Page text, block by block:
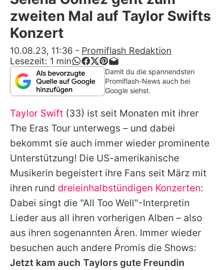
Alle Themen auf Promiflash
App runterladen
Team
Redaktionelle Richtlinien
Impressum
Datenschutzerklärung
Nutzungsbedingungen
Utiq verwalten
zweiten Mal auf Taylor Swifts
Konzert
10.08.23, 11:36 - Promiflash Redaktion
Lesezeit: 1 min
Damit du die spannendsten
Promiflash-News auch bei
Google siehst.
Taylor Swift (33) ist seit Monaten mit ihrer
The Eras Tour unterwegs – und dabei
bekommt sie auch immer wieder prominente
Unterstützung! Die US-amerikanische
Musikerin begeistert ihre Fans seit März mit
ihren rund dreieinhalbstündigen Konzerten:
Dabei singt die "All Too Well"-Interpretin
Lieder aus all ihren vorherigen Alben – also
aus ihren sogenannten Ären. Immer wieder
besuchen auch andere Promis die Shows:
Jetzt kam auch Taylors gute Freundin